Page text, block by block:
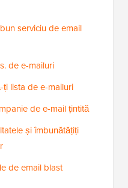
serviciu de email
de e-mailuri
ți lista de e-mailuri
de e-mail țintită
și îmbunătățiți
de email blast